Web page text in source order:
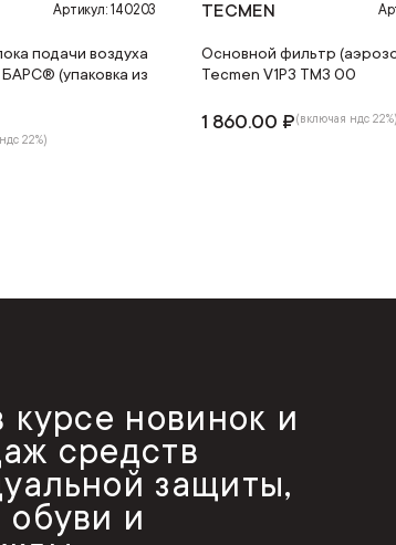
Артикул: 140203
подачи воздуха
(упаковка из
22%)
TECMEN
Основной фильтр
Tecmen V1P3 TM3 00
1 860.00 ₽(включая ндс 22%)
курсе новинок и
средств
защиты,
обуви и